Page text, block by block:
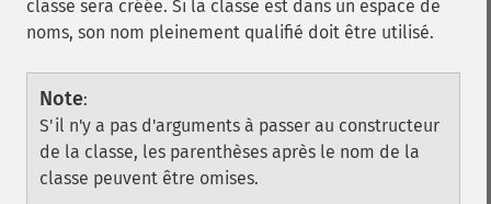
classe sera créée. Si la classe est dans un espace de
noms, son nom pleinement qualifié doit être utilisé.
Note:
S'il n'y a pas d'arguments à passer au constructeur
de la classe, les parenthèses après le nom de la
classe peuvent être omises.